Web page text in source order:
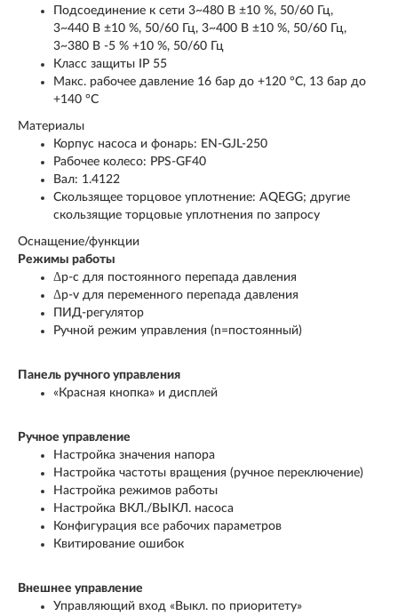
Подсоединение к сети 3~480 В ±10 %, 50/60 Гц,
3~440 В ±10 %, 50/60 Гц, 3~400 В ±10 %, 50/60 Гц,
3~380 В -5 % +10 %, 50/60 Гц
Класс защиты IP 55
Макс. рабочее давление 16 бар до +120 °C, 13 бар до
+140 °C
Материалы
Корпус насоса и фонарь: EN-GJL-250
Рабочее колесо: PPS-GF40
Вал: 1.4122
Скользящее торцовое уплотнение: AQEGG; другие
скользящие торцовые уплотнения по запросу
Оснащение/функции
Режимы работы
Δp‐c для постоянного перепада давления
Δp‐v для переменного перепада давления
ПИД-регулятор
Ручной режим управления (n=постоянный)
Панель ручного управления
«Красная кнопка» и дисплей
Ручное управление
Настройка значения напора
Настройка частоты вращения (ручное переключение)
Настройка режимов работы
Настройка ВКЛ./ВЫКЛ. насоса
Конфигурация все рабочих параметров
Квитирование ошибок
Внешнее управление
Управляющий вход «Выкл. по приоритету»